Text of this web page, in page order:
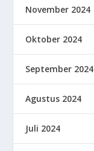
November 2024
Oktober 2024
September 2024
Agustus 2024
Juli 2024